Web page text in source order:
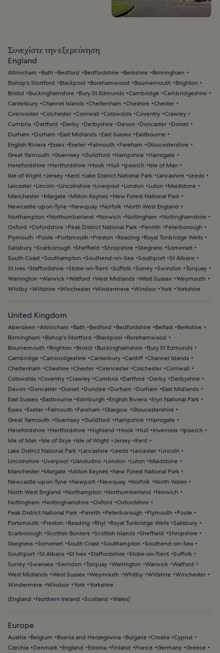
Συνεχίστε την εξερεύνηση
England
Altrincham Bath Bedford Bedfordshire Berkshire
Birmingham
Bishop's Stortford
Blackpool Borehamwood Bournemouth
Brighton
Bristol
Buckinghamshire Bury St Edmunds Cambridge Cambridgeshire
Canterbury Channel Islands Cheltenham Cheshire Chester
Cirencester Colchester Cornwall Cotswolds Coventry Crawley
Cumbria
Dartford Derby Derbyshire Devon Doncaster
Dorset
Durham
Durham East Midlands East Sussex
Eastbourne
English Riviera
Essex Exeter Falmouth Fareham
Gloucestershire
Great Yarmouth
Guernsey Guildford Hampshire
Harrogate
Herefordshire
Hertfordshire Hook Hull Ipswich
Isle of Man
Isle of Wight Jersey Kent Lake District National Park Lancashire
Leeds
Leicester
Lincoln Lincolnshire Liverpool London Luton
Maidstone
Manchester
Margate Milton Keynes
New Forest National Park
Newcastle-upon-Tyne
Newquay Norfolk
North West England
Northampton
Northumberland Norwich Nottingham
Nottinghamshire
Oxford
Oxfordshire Peak District National Park Penrith
Peterborough
Plymouth
Poole Portsmouth Preston Reading
Royal Tunbridge Wells
Salisbury Scarborough Sheffield Shropshire Skegness Somerset
South Coast Southampton Southend-on-Sea Southport St Albans
St Ives Staffordshire Stoke-on-Trent Suffolk Surrey Swindon
Torquay
Warrington
Warwick Watford West Midlands West Sussex Weymouth
Whitby Wiltshire Winchester Windermere Windsor York Yorkshire
United Kingdom
Aberdeen Altrincham Bath Bedford Bedfordshire Belfast
Berkshire
Birmingham
Bishop's Stortford Blackpool
Borehamwood
Bournemouth
Brighton Bristol Buckinghamshire
Bury St Edmunds
Cambridge Cambridgeshire Canterbury Cardiff Channel Islands
Cheltenham
Cheshire Chester Cirencester Colchester Cornwall
Cotswolds Coventry Crawley Cumbria Dartford Derby
Derbyshire
Devon
Doncaster Dorset Dundee Durham Durham
East Midlands
East Sussex
Eastbourne Edinburgh English Riviera
Eryri National Park
Essex
Exeter Falmouth Fareham Glasgow
Gloucestershire
Great Yarmouth
Guernsey Guildford Hampshire
Harrogate
Herefordshire
Hertfordshire Highland Hook Hull Inverness
Ipswich
Isle of Man
Isle of Skye Isle of Wight Jersey
Kent
Lake District National Park
Lancashire Leeds Leicester
Lincoln
Lincolnshire
Liverpool Llandudno London Luton
Maidstone
Manchester
Margate Milton Keynes
New Forest National Park
Newcastle-upon-Tyne
Newport Newquay Norfolk
North Wales
North West England
Northampton Northumberland
Norwich
Nottingham
Nottinghamshire Oxford
Oxfordshire
Peak District National Park
Penrith Peterborough Plymouth
Poole
Portsmouth
Preston Reading Rhyl Royal Tunbridge Wells Salisbury
Scarborough
Scottish Borders Scottish Islands Sheffield
Shropshire
Skegness Somerset South Coast Southampton
Southend-on-Sea
Southport St Albans St Ives Staffordshire Stoke-on-Trent Suffolk
Surrey Swansea Swindon Torquay Warrington Warwick Watford
West Midlands West Sussex Weymouth Whitby Wiltshire Winchester
Windermere Windsor York Yorkshire
(England Northern Ireland Scotland Wales)
Europe
Austria Belgium Bosnia and Herzegovina Bulgaria Croatia Cyprus
Czechia
Denmark England Estonia Finland France Germany Greece